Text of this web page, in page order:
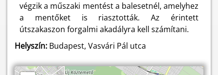
végzik a műszaki mentést a balesetnél, amelyhez
a mentőket is riasztották. Az érintett
útszakaszon forgalmi akadályra kell számítani.
Helyszín: Budapest, Vasvári Pál utca